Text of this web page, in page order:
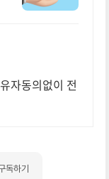
자동의없이 전
독하기